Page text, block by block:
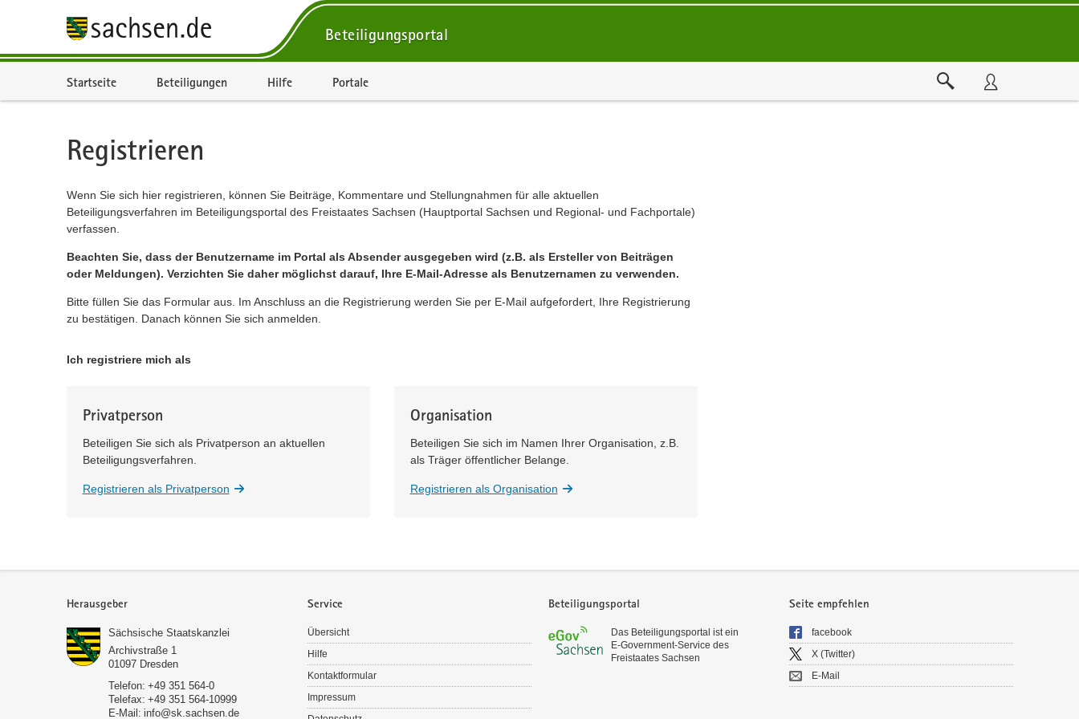
Beteiligungsportal
Startseite Beteiligungen Hilfe Portale
Registrieren
Wenn Sie sich hier registrieren, können Sie Beiträge, Kommentare und Stellungnahmen für alle aktuellen
Beteiligungsverfahren im Beteiligungsportal des Freistaates Sachsen (Hauptportal Sachsen und Regional- und Fachportale)
verfassen.
Beachten Sie, dass der Benutzername im Portal als Absender ausgegeben wird (z.B. als Ersteller von Beiträgen
oder Meldungen). Verzichten Sie daher möglichst darauf, Ihre E-Mail-Adresse als Benutzernamen zu verwenden.
Bitte füllen Sie das Formular aus. Im Anschluss an die Registrierung werden Sie per E-Mail aufgefordert, Ihre Registrierung
zu bestätigen. Danach können Sie sich anmelden.
Ich registriere mich als
Privatperson
Beteiligen Sie sich als Privatperson an aktuellen
Beteiligungsverfahren.
Registrieren als Privatperson
Organisation
Beteiligen Sie sich im Namen Ihrer Organisation, z.B.
als Träger öffentlicher Belange.
Registrieren als Organisation
Herausgeber
Sächsische Staatskanzlei
Archivstraße 1
01097 Dresden
Telefon: +49 351 564-0
Telefax: +49 351 564-10999
E-Mail: info@sk.sachsen.de
Service
Übersicht
Hilfe
Kontaktformular
Impressum
Beteiligungsportal
Das Beteiligungsportal ist ein
E‑Government-Service des
Freistaates Sachsen
Seite empfehlen
facebook
X (Twitter)
E-Mail